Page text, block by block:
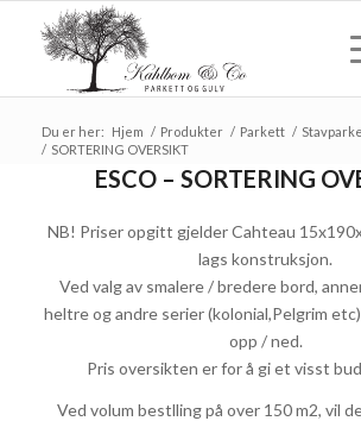
Du er her: Hjem / Produkter / Parkett /
/ SORTERING OVERSIKT
ESCO – SORTERING
NB! Priser opgitt gjelder Cahteau
lags konstruksjon.
Ved valg av smalere / bredere bord,
heltre og andre serier (kolonial,Pelgrim
opp / ned.
Pris oversikten er for å gi et visst
Ved volum bestlling på over 150 m2, vil